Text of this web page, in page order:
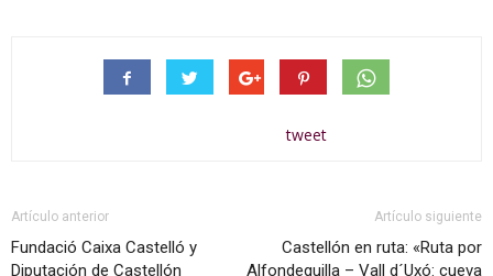
tweet
Artículo anterior
Fundació Caixa Castelló y
Diputación de Castellón
Artículo siguiente
Castellón en ruta: «Ruta por
Alfondeguilla – Vall d´Uxó: cueva